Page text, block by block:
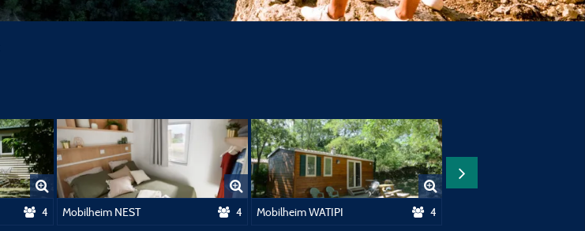
4 Mobilheim NEST 4 Mobilheim WATIPI 4